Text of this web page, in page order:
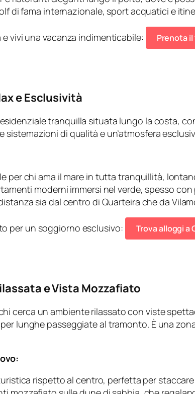
di fama internazionale, sport acquatici e
vivi una vacanza indimenticabile: Prenota
e Esclusività
tranquilla situata lungo la costa,
di qualità e un’atmosfera
per chi ama il mare in tutta tranquillità,
moderni immersi nel verde, spesso
sia dal centro di Quarteira che da
per un soggiorno esclusivo: Trova alloggi a
e Vista Mozzafiato
cerca un ambiente rilassato con viste
lunghe passeggiate al tramonto. È una
rispetto al centro, perfetta per staccare